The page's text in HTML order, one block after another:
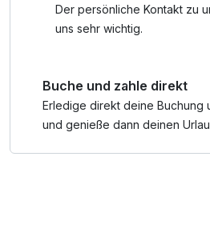
Landes und der Kitzbüheler Alpen.
lassen Sie sich von der Natur
- ganzjährig beheizten 166 m²
150m² Wasserfläche im Hallenbad
- Sonnenterrasse mit Relaxliegen
Der persönliche Kontakt zu
uns sehr wichtig.
Buche und zahle direkt
Erledige direkt deine Buchung
und genieße dann deinen